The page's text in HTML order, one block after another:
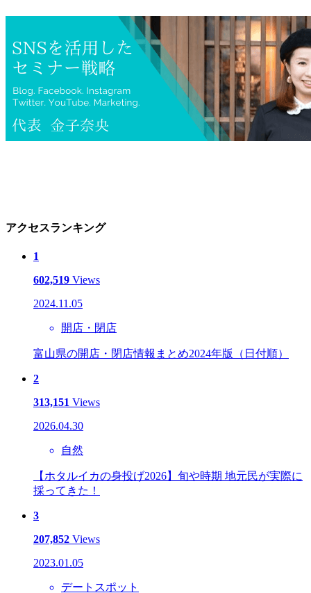
アクセスランキング
1
602,519 Views
2024.11.05
開店・閉店
富山県の開店・閉店情報まとめ2024年版（日付順）
2
313,151 Views
2026.04.30
自然
【ホタルイカの身投げ2026】旬や時期 地元民が実際に
採ってきた！
3
207,852 Views
2023.01.05
デートスポット